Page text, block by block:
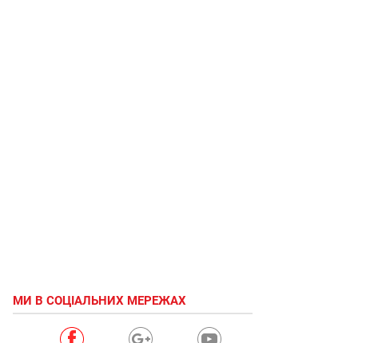
МИ В СОЦІАЛЬНИХ МЕРЕЖАХ